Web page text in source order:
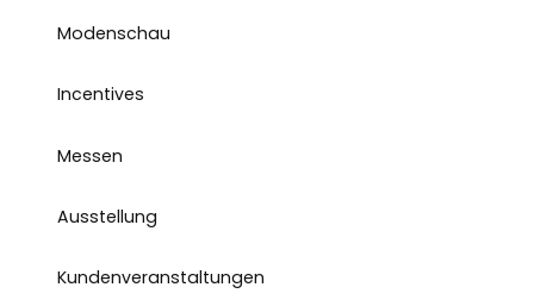
Modenschau
Incentives
Messen
Ausstellung
Kundenveranstaltungen